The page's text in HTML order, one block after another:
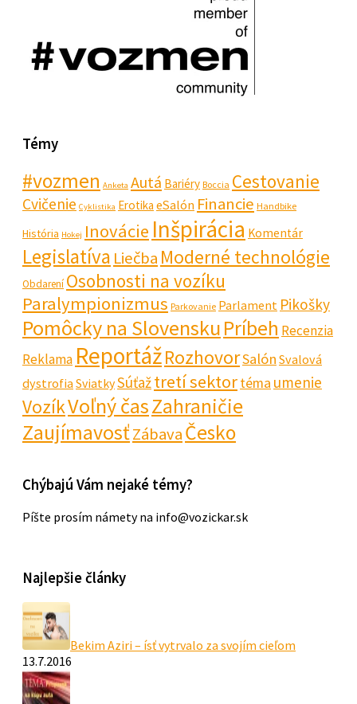
Témy
#vozmen Anketa Autá Bariéry Boccia Cestovanie
Cvičenie Cyklistika Erotika eSalón Financie Handbike
História Hokej Inovácie Inšpirácia Komentár
Legislatíva Liečba Moderné technológie
Obdarení Osobnosti na vozíku
Paralympionizmus Parkovanie Parlament Pikošky
Pomôcky na SlovenskuPríbeh Recenzia
Reklama ReportážRozhovorSalón Svalová
dystrofiaSviatkySúťažtretí sektortéma umenie
VozíkVoľný časZahraničie
ZaujímavosťZábavaČesko
Chýbajú Vám nejaké témy?
Píšte prosím námety na info@vozickar.sk
Najlepšie články
Bekim Aziri – ísť vytrvalo za svojím cieľom
13.7.2016